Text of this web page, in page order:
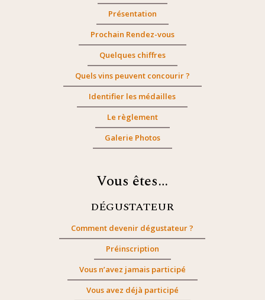
Présentation
Prochain Rendez-vous
Quelques chiffres
Quels vins peuvent concourir ?
Identifier les médailles
Le règlement
Galerie Photos
Vous êtes…
DÉGUSTATEUR
Comment devenir dégustateur ?
Préinscription
Vous n’avez jamais participé
Vous avez déjà participé